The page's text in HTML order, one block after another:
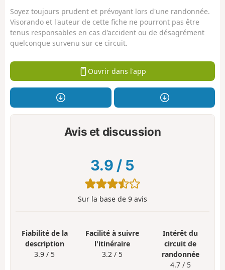
Soyez toujours prudent et prévoyant lors d'une randonnée.
Visorando et l'auteur de cette fiche ne pourront pas être
tenus responsables en cas d'accident ou de désagrément
quelconque survenu sur ce circuit.
Ouvrir dans l'app
Avis et discussion
3.9 / 5
Sur la base de 9 avis
Fiabilité de la
description
3.9 / 5
Facilité à suivre
l'itinéraire
3.2 / 5
Intérêt du
circuit de
randonnée
4.7 / 5